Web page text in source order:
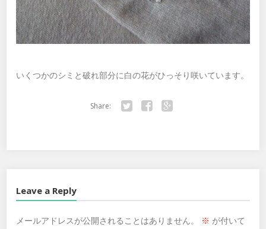
いくつかのシミと破れ部分に白の花がひっそり咲いています。
Share:
Leave a Reply
メールアドレスが公開されることはありません。 ※ が付いて